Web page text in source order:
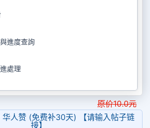
進度查詢
處理
原价10.0元
人赞 (免费补30天) 【请输入帖子链
接】